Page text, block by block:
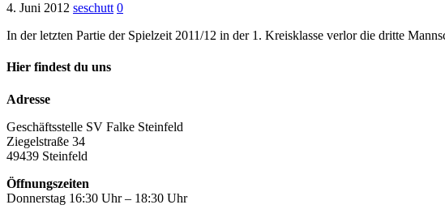
4. Juni 2012 seschutt 0
In der letzten Partie der Spielzeit 2011/12 in der 1. Kreisklasse verlor die dritte
Hier findest du uns
Adresse
Geschäftsstelle SV Falke Steinfeld
Ziegelstraße 34
49439 Steinfeld
Öffnungszeiten
Donnerstag 16:30 Uhr – 18:30 Uhr